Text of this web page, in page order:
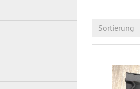
Sortierung